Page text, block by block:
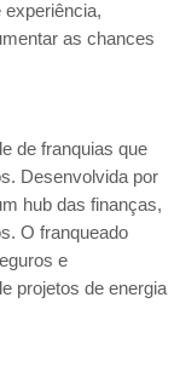
as chances
de franquias que
Desenvolvida por
hub das finanças,
O franqueado
e
projetos de energia